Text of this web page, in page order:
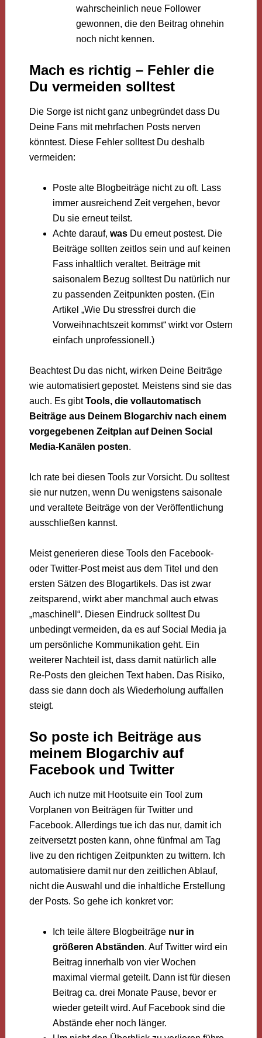
wahrscheinlich neue Follower
gewonnen, die den Beitrag ohnehin
noch nicht kennen.
Mach es richtig – Fehler die
Du vermeiden solltest
Die Sorge ist nicht ganz unbegründet dass Du
Deine Fans mit mehrfachen Posts nerven
könntest. Diese Fehler solltest Du deshalb
vermeiden:
Poste alte Blogbeiträge nicht zu oft. Lass
immer ausreichend Zeit vergehen, bevor
Du sie erneut teilst.
Achte darauf, wasDu erneut postest. Die
Beiträge sollten zeitlos sein und auf keinen
Fass inhaltlich veraltet. Beiträge mit
saisonalem Bezug solltest Du natürlich nur
zu passenden Zeitpunkten posten. (Ein
Artikel „Wie Du stressfrei durch die
Vorweihnachtszeit kommst“ wirkt vor Ostern
einfach unprofessionell.)
Beachtest Du das nicht, wirken Deine Beiträge
wie automatisiert gepostet. Meistens sind sie das
auch. Es gibtTools, die vollautomatisch
Beiträge aus Deinem Blogarchiv nach einem
vorgegebenen Zeitplan auf Deinen Social
Media-Kanälen posten.
Ich rate bei diesen Tools zur Vorsicht. Du solltest
sie nur nutzen, wenn Du wenigstens saisonale
und veraltete Beiträge von der Veröffentlichung
ausschließen kannst.
Meist generieren diese Tools den Facebook-
oder Twitter-Post meist aus dem Titel und den
ersten Sätzen des Blogartikels. Das ist zwar
zeitsparend, wirkt aber manchmal auch etwas
„maschinell“. Diesen Eindruck solltest Du
unbedingt vermeiden, da es auf Social Media ja
um persönliche Kommunikation geht. Ein
weiterer Nachteil ist, dass damit natürlich alle
Re-Posts den gleichen Text haben. Das Risiko,
dass sie dann doch als Wiederholung auffallen
steigt.
So poste ich Beiträge aus
meinem Blogarchiv auf
Facebook und Twitter
Auch ich nutze mit Hootsuite ein Tool zum
Vorplanen von Beiträgen für Twitter und
Facebook. Allerdings tue ich das nur, damit ich
zeitversetzt posten kann, ohne fünfmal am Tag
live zu den richtigen Zeitpunkten zu twittern. Ich
automatisiere damit nur den zeitlichen Ablauf,
nicht die Auswahl und die inhaltliche Erstellung
der Posts. So gehe ich konkret vor:
Ich teile ältere Blogbeiträge nur in
größeren Abständen. Auf Twitter wird ein
Beitrag innerhalb von vier Wochen
maximal viermal geteilt. Dann ist für diesen
Beitrag ca. drei Monate Pause, bevor er
wieder geteilt wird. Auf Facebook sind die
Abstände eher noch länger.